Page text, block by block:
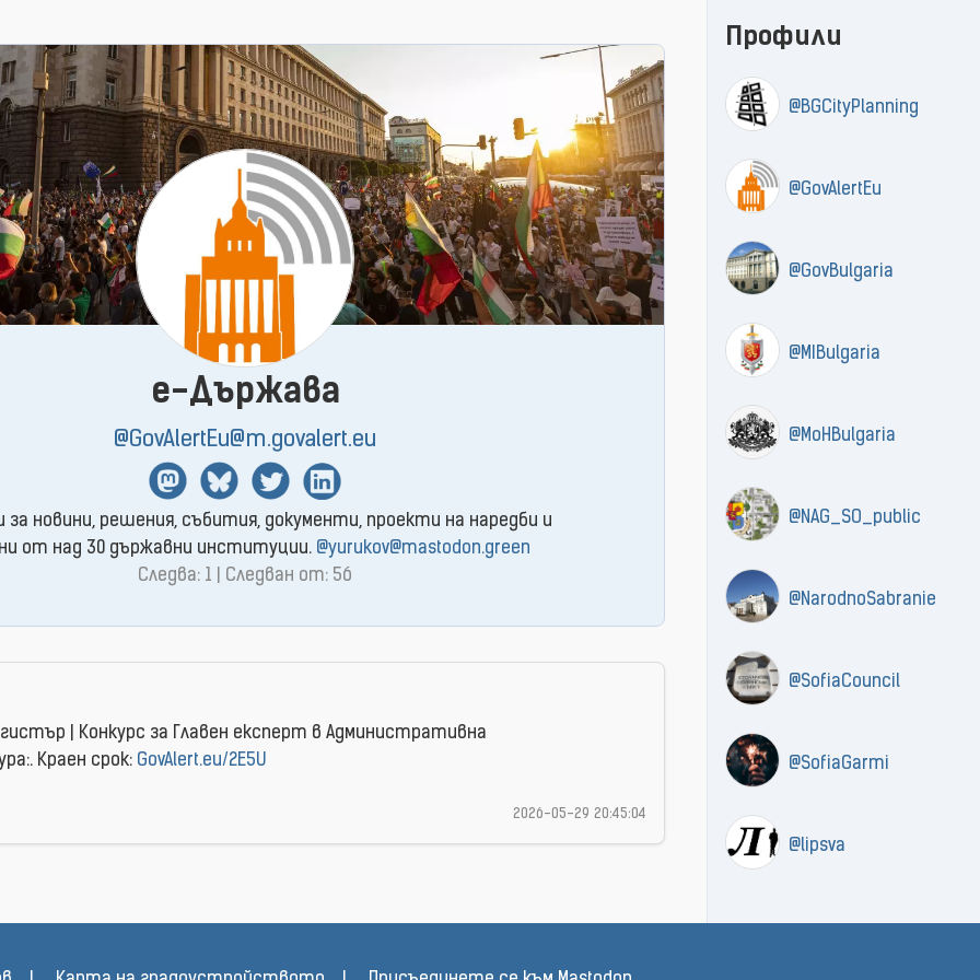
e-Държава
@GovAlertEu@m.govalert.eu
MastodonBlueSkyTwitterLinkedin
за новини, решения, събития, документи, проекти на наредби и
от над 30 държавни институции. @yurukov@mastodon.green
Следва: 1 | Следван от: 56
Профили
@BGCityPlanning
@GovAlertEu
@GovBulgaria
@MIBulgaria
@MoHBulgaria
@NAG_SO_public
@NarodnoSabranie
@SofiaCouncil
@SofiaGarmi
@lipsva
| Конкурс за Главен експерт в Административна
Краен срок: GovAlert.eu/2E5U
2026-05-29 20:45:04